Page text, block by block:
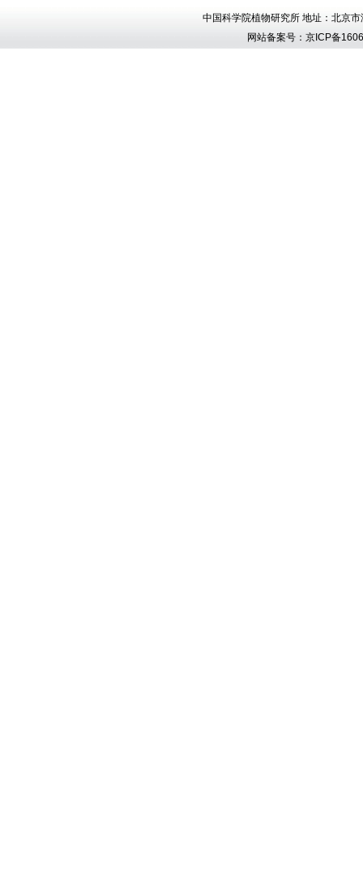
中国科学院植物研究所 地址：北京
网站备案号：京ICP备